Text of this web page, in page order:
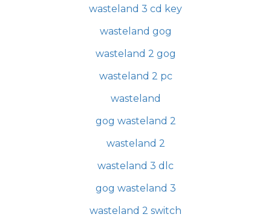
wasteland 3 cd key
wasteland gog
wasteland 2 gog
wasteland 2 pc
wasteland
gog wasteland 2
wasteland 2
wasteland 3 dlc
gog wasteland 3
wasteland 2 switch